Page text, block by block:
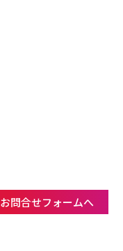
お問合せフォームへ